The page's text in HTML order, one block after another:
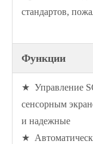
стандартов,
Функции
★ Управление
сенсорным
и надежные
★